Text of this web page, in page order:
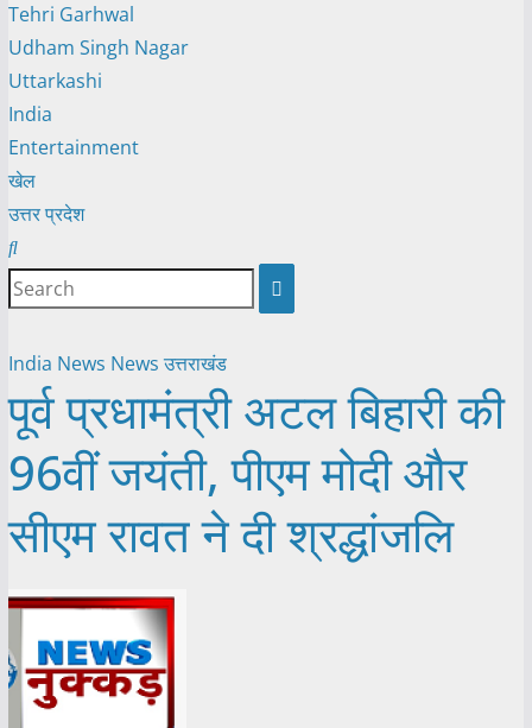
Tehri Garhwal
Udham Singh Nagar
Uttarkashi
India
Entertainment
खेल
उत्तर प्रदेश
India News Newsउत्तराखंड
पूर्व प्रधामंत्री अटल बिहारी की
96वीं जयंती, पीएम मोदी और
सीएम रावत ने दी श्रद्धांजलि